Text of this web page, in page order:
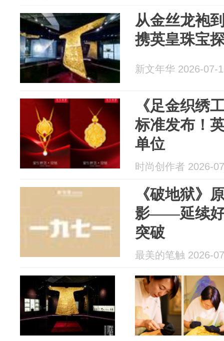
从金丝龙袍
携英皇珠宝
新文年华 2026-07-
《足金织绣
标准发布！
单位
时尚创作者 2026-
《破地狱》
影——延续好
突破
最美的笔触 2026-